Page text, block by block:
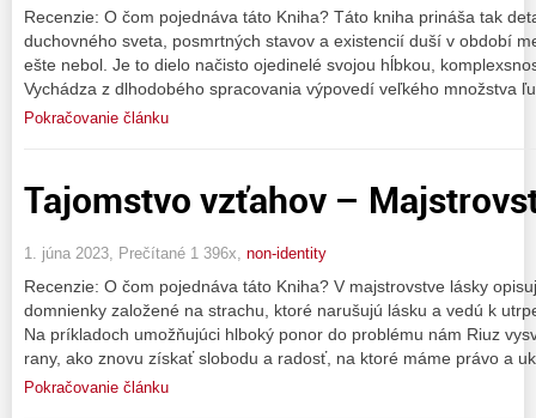
Recenzie: O čom pojednáva táto Kniha? Táto kniha prináša tak
duchovného sveta, posmrtných stavov a existencií duší v období
ešte nebol. Je to dielo načisto ojedinelé svojou hĺbkou,
Vychádza z dlhodobého spracovania výpovedí veľkého množstva
Pokračovanie článku
Tajomstvo vzťahov –
1. júna 2023, Prečítané 1 396x, non-identity
Recenzie: O čom pojednáva táto Kniha? V majstrovstve lásky
domnienky založené na strachu, ktoré narušujú lásku a vedú k
Na príkladoch umožňujúci hlboký ponor do problému nám Riuz
rany, ako znovu získať slobodu a radosť, na ktoré máme právo a
Pokračovanie článku